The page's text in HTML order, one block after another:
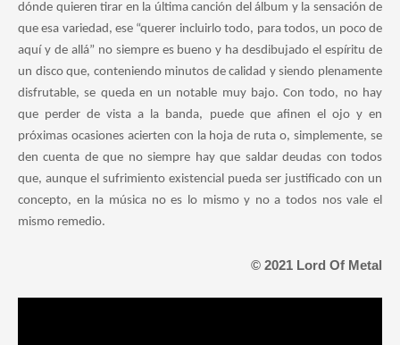
dónde quieren tirar en la última canción del álbum y la sensación de
que esa variedad, ese “querer incluirlo todo, para todos, un poco de
aquí y de allá” no siempre es bueno y ha desdibujado el espíritu de
un disco que, conteniendo minutos de calidad y siendo plenamente
disfrutable, se queda en un notable muy bajo. Con todo, no hay
que perder de vista a la banda, puede que afinen el ojo y en
próximas ocasiones acierten con la hoja de ruta o, simplemente, se
den cuenta de que no siempre hay que saldar deudas con todos
que, aunque el sufrimiento existencial pueda ser justificado con un
concepto, en la música no es lo mismo y no a todos nos vale el
mismo remedio.
© 2021 Lord Of Metal